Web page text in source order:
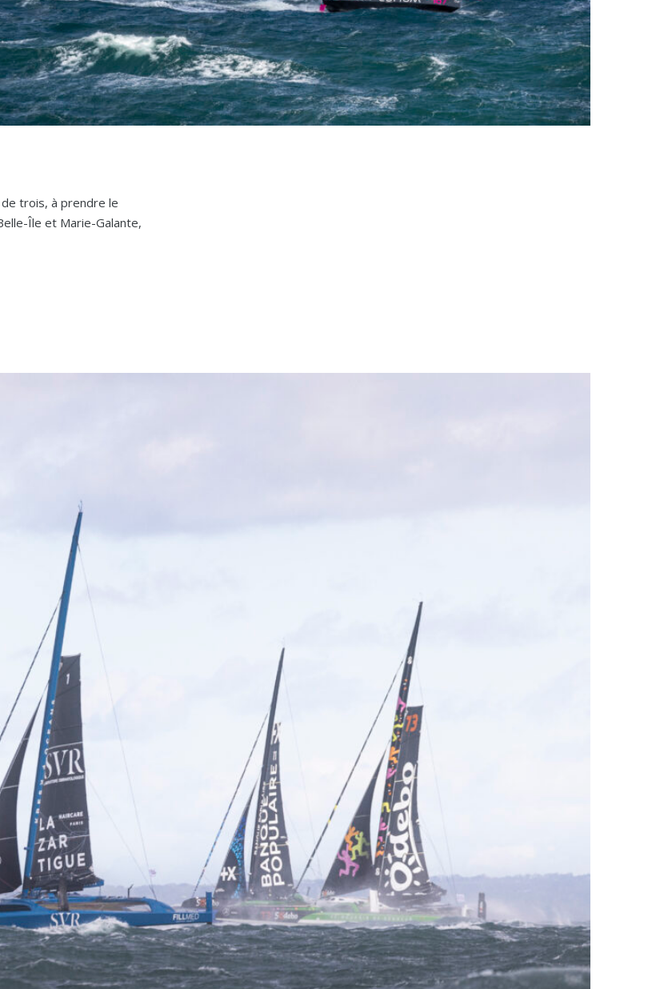
trois, à prendre le
Île et Marie-Galante,